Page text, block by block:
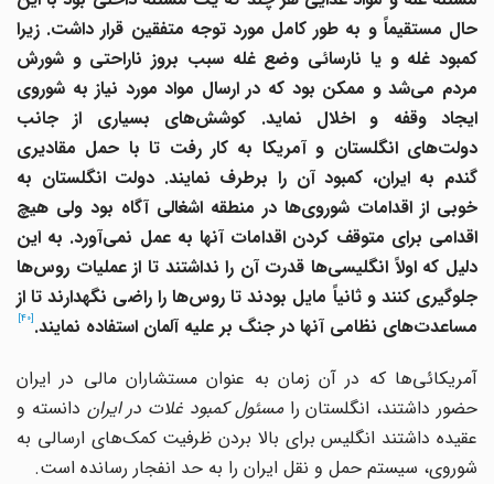
حال مستقیماً و به طور کامل مورد توجه متفقین قرار داشت. زیرا
کمبود غله و یا نارسائی وضع غله سبب بروز ناراحتی و شورش
مردم می‌شد و ممکن بود که در ارسال مواد مورد نیاز به شوروی
ایجاد وقفه و اخلال نماید. کوشش‌های بسیاری از جانب
دولت‌های انگلستان و آمریکا به کار رفت تا با حمل مقادیری
گندم به ایران، کمبود آن را برطرف نمایند. دولت انگلستان به
خوبی از اقدامات شوروی‌ها در منطقه اشغالی آگاه بود ولی هیچ
اقدامی برای متوقف کردن اقدامات آنها به عمل نمی‌آورد. به این
دلیل که اولاً انگلیسی‌ها قدرت آن را نداشتند تا از عملیات روس‌ها
جلوگیری کنند و ثانیاً مایل بودند تا روس‌ها را راضی نگهدارند تا از
مساعدت‌های نظامی آنها در جنگ بر علیه آلمان استفاده نمایند.[40]
آمریکائی‌ها که در آن زمان به عنوان مستشاران مالی در ایران
حضور داشتند، انگلستان را مسئول کمبود غلات در ایراندانسته و
عقیده داشتند انگلیس برای بالا بردن ظرفیت کمک‌های ارسالی به
شوروی، سیستم حمل و نقل ایران را به حد انفجار رسانده است.